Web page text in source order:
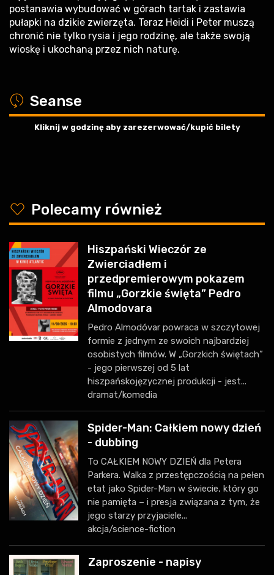
postanawia wybudować w górach tartak i zastawia
pułapki na dzikie zwierzęta. Teraz Heidi i Peter muszą
chronić nie tylko rysia i jego rodzinę, ale także swoją
wioskę i ukochaną przez nich naturę.
a Seanse
Kliknij w godzinę aby zarezerwować/kupić bilety
y Polecamy również
Hiszpański Wieczór ze
Zwierciadłem i
przedpremierowym pokazem
filmu „Gorzkie święta” Pedro
Almodovara
Pedro Almodóvar powraca w szczytowej
formie z jednym ze swoich najbardziej
osobistych filmów. W „Gorzkich świętach”
- jego pierwszej od 5 lat
hiszpańskojęzycznej produkcji - jest...
dramat/komedia
Spider-Man: Całkiem nowy dzień
- dubbing
To CAŁKIEM NOWY DZIEŃ dla Petera
Parkera. Walka z przestępczością na pełen
etat jako Spider-Man w świecie, który go
nie pamięta – i presja związana z tym, że
jego starzy przyjaciele...
akcja/science-fiction
Zaproszenie - napisy